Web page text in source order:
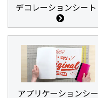
デコレーションシート
アプリケーションシー